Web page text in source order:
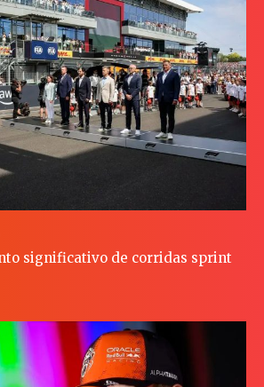
significativo de corridas sprint